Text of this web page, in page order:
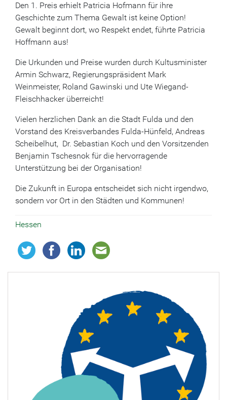
Den 1. Preis erhielt Patricia Hofmann für ihre
Geschichte zum Thema Gewalt ist keine Option!
Gewalt beginnt dort, wo Respekt endet, führte Patricia
Hoffmann aus!
Die Urkunden und Preise wurden durch Kultusminister
Armin Schwarz, Regierungspräsident Mark
Weinmeister, Roland Gawinski und Ute Wiegand-
Fleischhacker überreicht!
Vielen herzlichen Dank an die Stadt Fulda und den
Vorstand des Kreisverbandes Fulda-Hünfeld, Andreas
Scheibelhut, Dr. Sebastian Koch und den Vorsitzenden
Benjamin Tschesnok für die hervorragende
Unterstützung bei der Organisation!
Die Zukunft in Europa entscheidet sich nicht irgendwo,
sondern vor Ort in den Städten und Kommunen!
Hessen